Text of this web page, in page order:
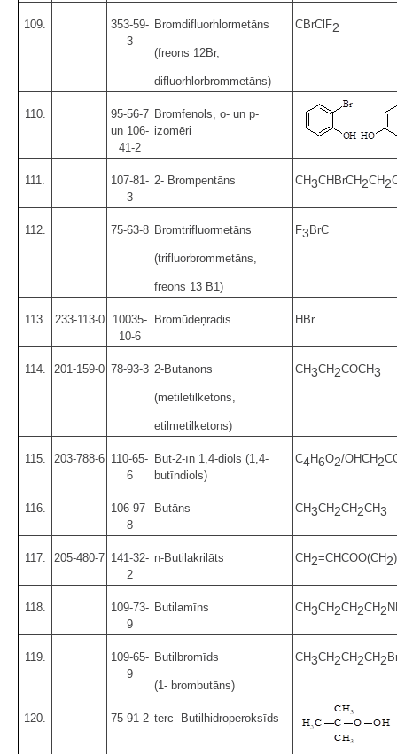
109.
353-59-
3
Bromdifluorhlormetāns
(freons 12Br,
difluorhlorbrommetāns)
CBrClF2
110.
95-56-7
un 106-
41-2
Bromfenols, o- un p-
izomēri
111.
107-81-
3
2- Brompentāns CH3CHBrCH2CH2
112. 75-63-8 Bromtrifluormetāns
(trifluorbrommetāns,
freons 13 B1)
F3BrC
113. 233-113-0
10035-
10-6
Bromūdeņradis HBr
114. 201-159-0 78-93-3 2-Butanons
(metiletilketons,
etilmetilketons)
CH3CH2COCH3
115. 203-788-6 110-65-
6
But-2-īn 1,4-diols (1,4-
butīndiols)
C4H6O2/OHCH2
116.
106-97-
8
Butāns CH3CH2CH2CH3
117. 205-480-7 141-32-
2
n-Butilakrilāts CH2=CHCOO(CH2)
118.
109-73-
9
Butilamīns CH3CH2CH2CH2
119.
109-65-
9
Butilbromīds
(1- brombutāns)
CH3CH2CH2CH2
120. 75-91-2 terc- Butilhidroperoksīds